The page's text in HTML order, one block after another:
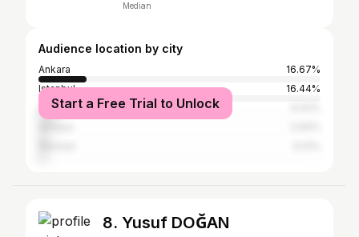
Median
Audience location by city
Ankara
16.67%
Istanbul
16.44%
İzmirStart a Free Trial to Unlock
8. Yusuf DOĞAN